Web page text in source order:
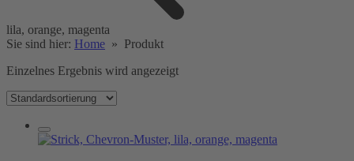
lila, orange, magenta
Sie sind hier: Home » Produkt
Einzelnes Ergebnis wird angezeigt